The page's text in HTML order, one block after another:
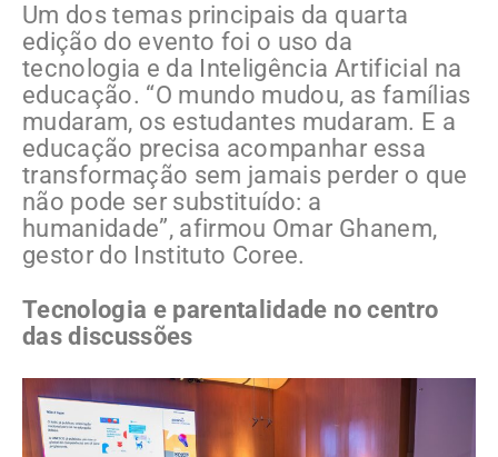
Um dos temas principais da quarta
edição do evento foi o uso da
tecnologia e da Inteligência Artificial na
educação. “O mundo mudou, as famílias
mudaram, os estudantes mudaram. E a
educação precisa acompanhar essa
transformação sem jamais perder o que
não pode ser substituído: a
humanidade”, afirmou Omar Ghanem,
gestor do Instituto Coree.
Tecnologia e parentalidade no centro
das discussões